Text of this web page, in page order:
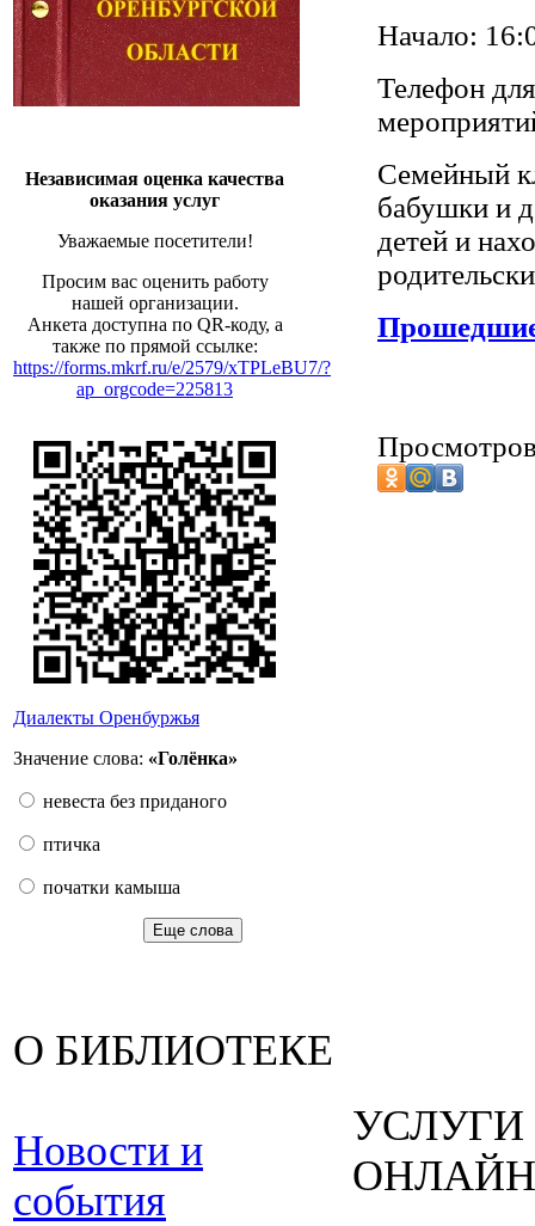
Независимая оценка качества
оказания услуг
Уважаемые посетители!
Просим вас оценить работу
нашей организации.
Анкета доступна по QR-коду, а
также по прямой ссылке:
https://forms.mkrf.ru/e/2579/xTPLeBU7/?
ap_orgcode=225813
Диалекты Оренбуржья
Значение слова: «Голёнка»
невеста без приданого
птичка
початки камыша
Еще слова
Начало:
Телефон
Семейный
бабушки и
детей и
Прошедшие
О БИБЛИОТЕКЕ
Новости и
события
УСЛУГИ
ОНЛАЙН